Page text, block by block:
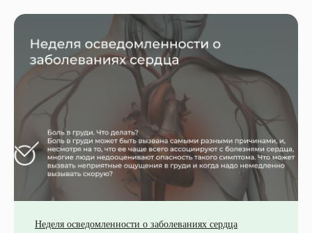
Неделя осведомленности о заболеваниях сердца